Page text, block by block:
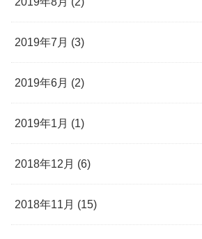
2019年7月 (3)
2019年6月 (2)
2019年1月 (1)
2018年12月 (6)
2018年11月 (15)